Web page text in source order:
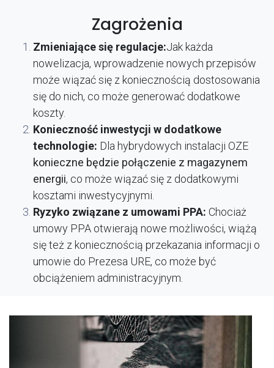
Zagrożenia
Zmieniające się regulacje:Jak każda
nowelizacja, wprowadzenie nowych przepisów
może wiązać się z koniecznością dostosowania
się do nich, co może generować dodatkowe
koszty.
Konieczność inwestycji w dodatkowe
technologie: Dla hybrydowych instalacji OZE
konieczne będzie połączenie z magazynem
energii, co może wiązać się z dodatkowymi
kosztami inwestycyjnymi.
Ryzyko związane z umowami PPA: Chociaż
umowy PPA otwierają nowe możliwości, wiążą
się też z koniecznością przekazania informacji o
umowie do Prezesa URE, co może być
obciążeniem administracyjnym.